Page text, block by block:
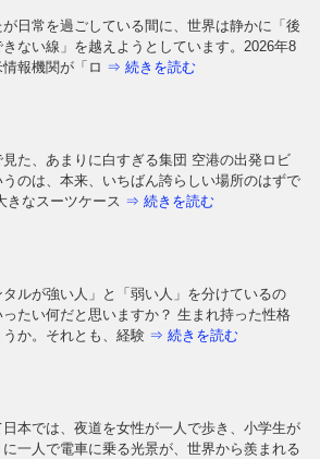
が日常を過ごしている間に、世界は静かに「後
きない線」を越えようとしています。2026年8
情報機関が「ロ ⇒ 続きを読む
見た、あまりに白すぎる集団 空港の出発ロビ
うのは、本来、いちばん誇らしい場所のはずで
きなスーツケース ⇒ 続きを読む
タルが強い人」と「弱い人」を分けているの
ったい何だと思いますか？ 生まれ持った性格
うか。それとも、経験 ⇒ 続きを読む
日本では、夜道を女性が一人で歩き、小学生が
一人で電車に乗る光景が、世界から羨まれる